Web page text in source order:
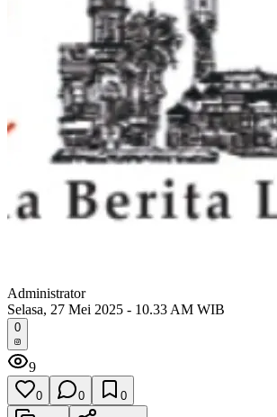
Administrator
Selasa, 27 Mei 2025 - 10.33 AM WIB
0
9
0 0 0